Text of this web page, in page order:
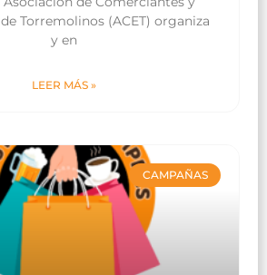
Torremolinos (ACET) organiza
y en
LEER MÁS »
CAMPAÑAS